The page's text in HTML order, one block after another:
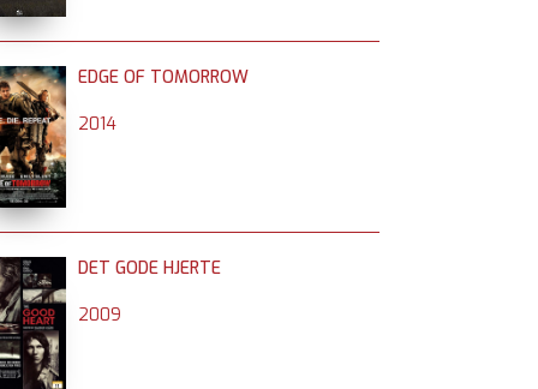
EDGE OF TOMORROW
2014
DET GODE HJERTE
2009